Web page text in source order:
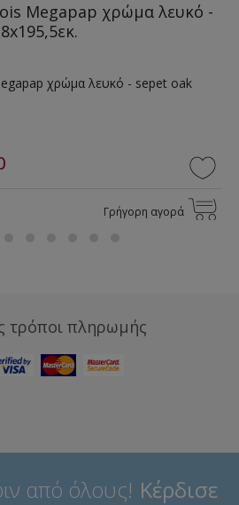
Megapap χρώμα λευκό -
χρώμα λευκό - sepet oak
Γρήγορη αγορά
τρόποι πληρωμής
από όλους! Κέρδισε